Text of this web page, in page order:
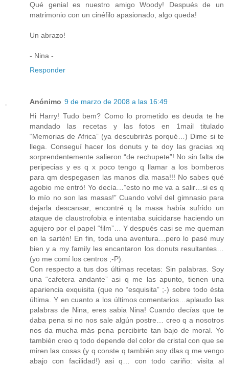
Qué genial es nuestro amigo Woody! Después de un
matrimonio con un cinéfilo apasionado, algo queda!
Un abrazo!
- Nina -
Responder
Anónimo 9 de marzo de 2008 a las 16:49
Hi Harry! Tudo bem? Como lo prometido es deuda te he
mandado las recetas y las fotos en 1mail titulado
“Memorias de Africa” (ya descubrirás porqué…) Dime si te
llega. Conseguí hacer los donuts y te doy las gracias xq
sorprendentemente salieron “de rechupete”! No sin falta de
peripecias y es q x poco tengo q llamar a los bomberos
para qm despegasen las manos dla masa!!! No sabes qué
agobio me entró! Yo decía…”esto no me va a salir…si es q
lo mío no son las masas!” Cuando volví del gimnasio para
dejarla descansar, encontré q la masa había sufrido un
ataque de claustrofobia e intentaba suicidarse haciendo un
agujero por el papel “film”… Y después casi se me queman
en la sartén! En fin, toda una aventura…pero lo pasé muy
bien y a my family les encantaron los donuts resultantes…
(yo me comí los centros ;-P).
Con respecto a tus dos últimas recetas: Sin palabras. Soy
una “cafetera andante” asi q me las apunto, tienen una
apariencia exquisita (que no “esquisita” ;-) sobre todo ésta
última. Y en cuanto a los últimos comentarios…aplaudo las
palabras de Nina, eres sabia Nina! Cuando decías que te
daba pena si no nos sale algún postre… creo q a nosotros
nos da mucha más pena percibirte tan bajo de moral. Yo
también creo q todo depende del color de cristal con que se
miren las cosas (y q conste q también soy dlas q me vengo
abajo con facilidad!) asi q… con todo cariño: visita al